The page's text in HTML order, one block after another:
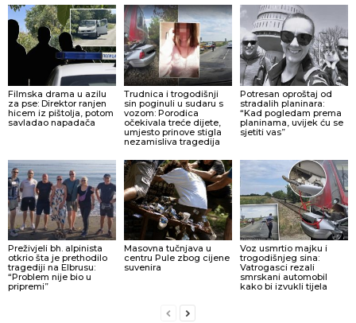
Filmska drama u azilu
za pse: Direktor ranjen
hicem iz pištolja, potom
savladao napadača
Trudnica i trogodišnji
sin poginuli u sudaru s
vozom: Porodica
očekivala treće dijete,
umjesto prinove stigla
nezamisliva tragedija
Potresan oproštaj od
stradalih planinara:
“Kad pogledam prema
planinama, uvijek ću se
sjetiti vas”
Preživjeli bh. alpinista
otkrio šta je prethodilo
tragediji na Elbrusu:
“Problem nije bio u
pripremi”
Masovna tučnjava u
centru Pule zbog cijene
suvenira
Voz usmrtio majku i
trogodišnjeg sina:
Vatrogasci rezali
smrskani automobil
kako bi izvukli tijela